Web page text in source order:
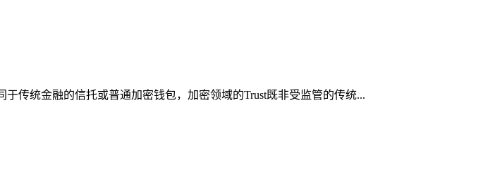
传统金融的信托或普通加密钱包，加密领域的Trust既非受监管的传统...